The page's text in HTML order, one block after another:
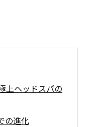
上ヘッドスパの
の進化